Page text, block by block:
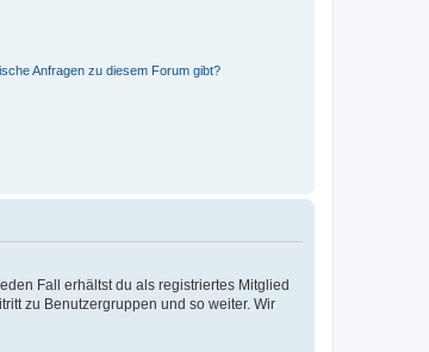
Anfragen zu diesem Forum gibt?
Fall erhältst du als registriertes Mitglied
zu Benutzergruppen und so weiter. Wir